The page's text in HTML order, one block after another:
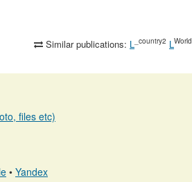
Similar publications: L _country2 L World
files etc)
• Yandex